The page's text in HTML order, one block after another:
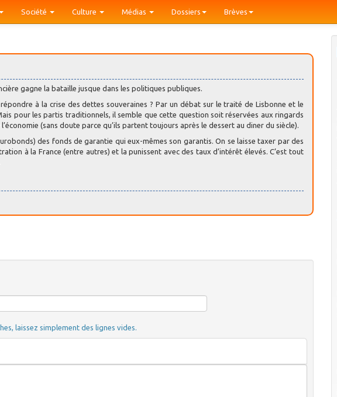
Société Culture Médias Dossiers Brèves
gagne la bataille jusque dans les politiques publiques.
à la crise des dettes souveraines ? Par un débat sur le traité de Lisbonne et le
pour les partis traditionnels, il semble que cette question soit réservées aux ringards
(sans doute parce qu’ils partent toujours après le dessert au diner du siècle).
des fonds de garantie qui eux-mêmes son garantis. On se laisse taxer par des
à la France (entre autres) et la punissent avec des taux d’intérêt élevés. C’est tout
laissez simplement des lignes vides.